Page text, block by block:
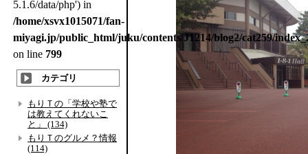
5.1.6/data/php') in
/home/xsvx1015071/fan-
miyagi.jp/public_html/juku/contents/J1214/blog2/cat259/
on line 799
カテゴリ
もりＴの「学校や塾で
は教えてくれないこ
と」 (134)
もりＴのグルメ？情報
(114)